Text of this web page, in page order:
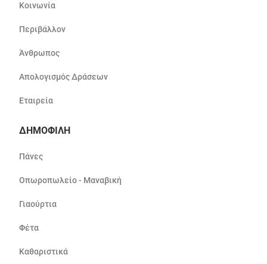
Κοινωνία
Περιβάλλον
Άνθρωπος
Απολογισμός Δράσεων
Εταιρεία
ΔΗΜΟΦΙΛΗ
Πάνες
Οπωροπωλείο - Μαναβική
Γιαούρτια
Φέτα
Καθαριστικά